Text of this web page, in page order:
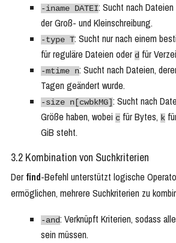
-iname DATEI: Sucht nach
der Groß- und Kleinschreibung.
-type T: Sucht nur nach einem
für reguläre Dateien oder d für
-mtime n: Sucht nach Dateien,
Tagen geändert wurde.
-size n[cwbkMG]: Sucht nach
Größe haben, wobei c für Bytes, k
GiB steht.
3.2 Kombination von Suchkriterien
Der find-Befehl unterstützt logische
ermöglichen, mehrere Suchkriterien zu
-and: Verknüpft Kriterien, sodass
sein müssen.